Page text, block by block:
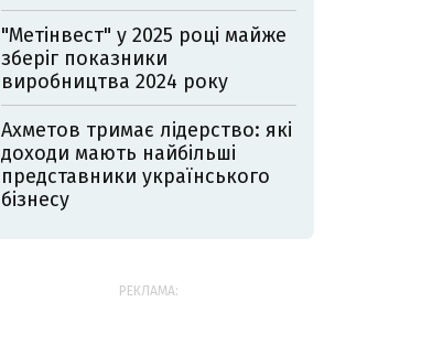
"Метінвест" у 2025 році майже
зберіг показники
виробництва 2024 року
Ахметов тримає лідерство: які
доходи мають найбільші
представники українського
бізнесу
РЕКЛАМА: